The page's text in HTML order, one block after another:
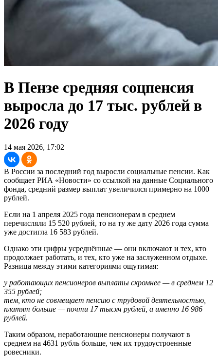
В Пензе средняя соцпенсия
выросла до 17 тыс. рублей в
2026 году
14 мая 2026, 17:02
В России за последний год выросли социальные пенсии. Как
сообщает РИА «Новости» со ссылкой на данные Социального
фонда, средний размер выплат увеличился примерно на 1000
рублей.
Если на 1 апреля 2025 года пенсионерам в среднем
перечисляли 15 520 рублей, то на ту же дату 2026 года сумма
уже достигла 16 583 рублей.
Однако эти цифры усреднённые — они включают и тех, кто
продолжает работать, и тех, кто уже на заслуженном отдыхе.
Разница между этими категориями ощутимая:
у работающих пенсионеров выплаты скромнее — в среднем 12
355 рублей;
тем, кто не совмещает пенсию с трудовой деятельностью,
платят больше — почти 17 тысяч рублей, а именно 16 986
рублей.
Таким образом, неработающие пенсионеры получают в
среднем на 4631 рубль больше, чем их трудоустроенные
ровесники.